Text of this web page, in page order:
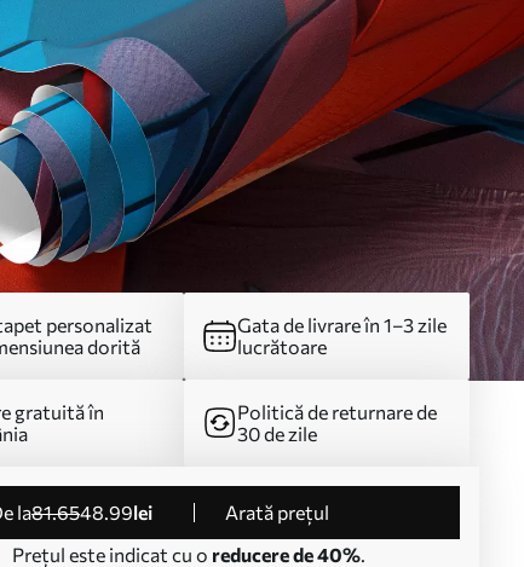
personalizat
dorită
Gata de livrare în 1–3 zile
lucrătoare
gratuită în
Politică de returnare de
30 de zile
de la81.6548.99lei
Arată prețul
Prețul este indicat cu o reducere de 40%.